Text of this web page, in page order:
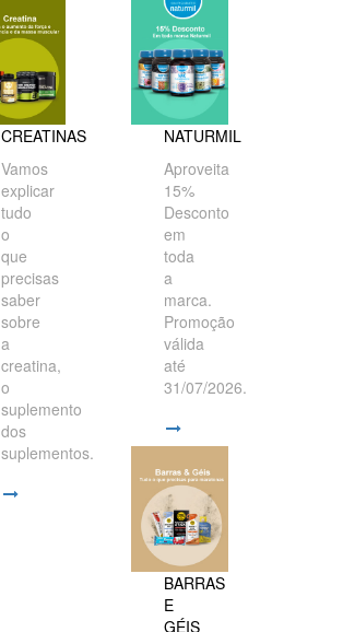
CREATINAS
Vamos
explicar
tudo
o
que
precisas
saber
sobre
a
creatina,
o
suplemento
dos
suplementos.
NATURMIL
Aproveita
15%
Desconto
em
toda
a
marca.
Promoção
válida
até
31/07/2026.
BARRAS
E
GÉIS